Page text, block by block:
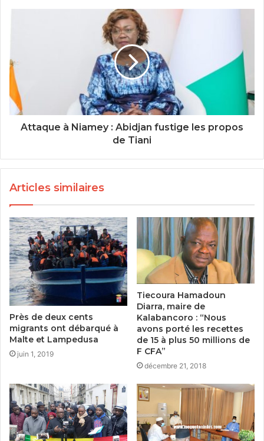
Attaque à Niamey : Abidjan fustige les propos
de Tiani
Articles similaires
Près de deux cents
migrants ont débarqué à
Malte et Lampedusa
juin 1, 2019
Tiecoura Hamadoun
Diarra, maire de
Kalabancoro : “Nous
avons porté les recettes
de 15 à plus 50 millions de
F CFA”
décembre 21, 2018